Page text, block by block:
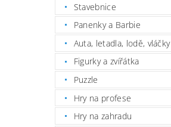
Stavebnice
Panenky a Barbie
Auta, letadla, lodě, vláčky
Figurky a zvířátka
Puzzle
Hry na profese
Hry na zahradu